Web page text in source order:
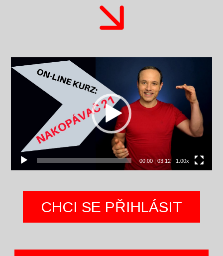
Video
přehrávač
00:00|03:12 1.00x
CHCI SE PŘIHLÁSIT